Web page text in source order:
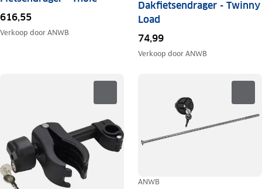
616,55
Verkoop doorANWB
Dakfietsendrager - Twinny
Load
74,99
Verkoop doorANWB
ANWB